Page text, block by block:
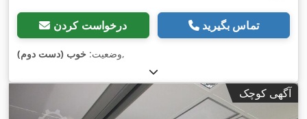
درخواست کردن تماس بگیرید
وضعیت: خوب (دست دوم) ,
آگهی کوچک